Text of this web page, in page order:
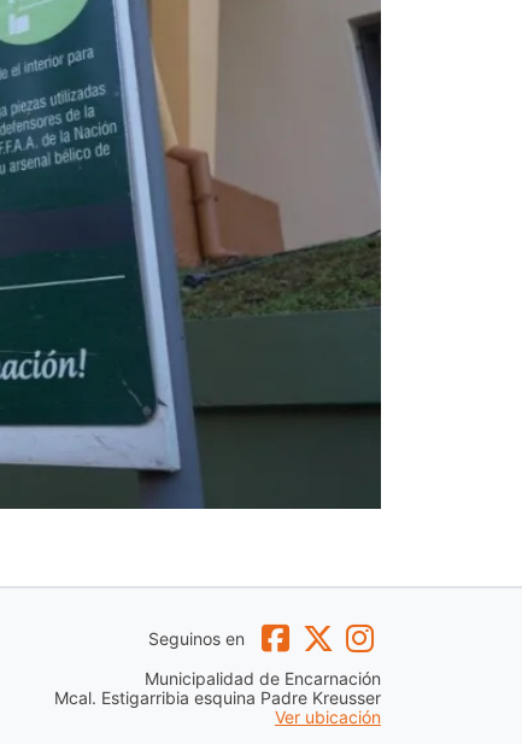
Seguinos en
Municipalidad de Encarnación
Mcal. Estigarribia esquina Padre Kreusser
Ver ubicación